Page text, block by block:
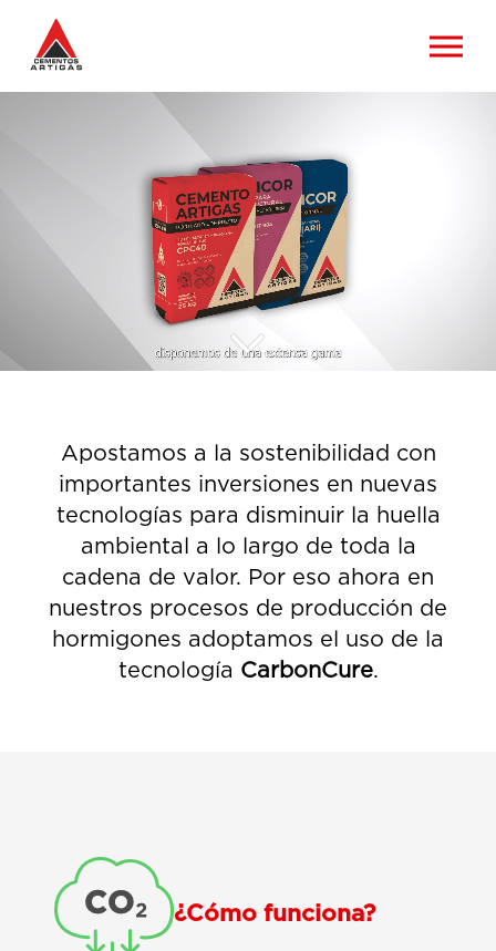
Apostamos a la sostenibilidad con
importantes inversiones en nuevas
tecnologías para disminuir la huella
ambiental a lo largo de toda la
cadena de valor. Por eso ahora en
nuestros procesos de producción de
hormigones adoptamos el uso de la
tecnología CarbonCure.
¿Cómo funciona?